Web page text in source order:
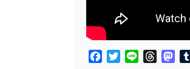
Facebook
TwitterLine Threads